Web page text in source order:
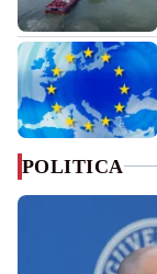
POLITICA